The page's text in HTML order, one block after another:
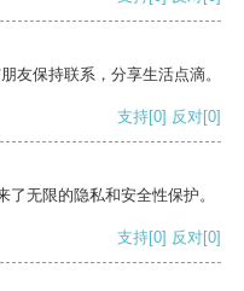
友保持联系，分享生活点滴。
支持[0] 反对[0]
无限的隐私和安全性保护。
支持[0] 反对[0]